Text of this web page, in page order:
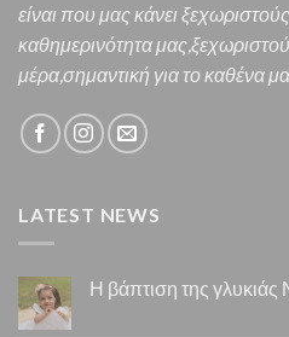
είναι που μας κάνει
καθημερινότητα
μέρα,σημαντική για το καθένα
LATEST NEWS
Η βάπτιση της γλυκιάς